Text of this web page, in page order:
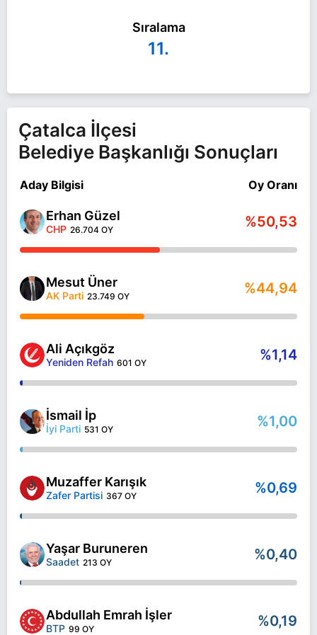
Sıralama
11.
Çatalca İlçesi
Belediye Başkanlığı Sonuçları
Aday Bilgisi Oy Oranı
Erhan Güzel
CHP 26.704 OY %50,53
Mesut Üner
AK Parti 23.749 OY %44,94
Ali Açıkgöz
Yeniden Refah 601 OY %1,14
İsmail İp
İyi Parti 531 OY %1,00
Muzaffer Karışık
Zafer Partisi 367 OY %0,69
Yaşar Buruneren
Saadet 213 OY %0,40
Abdullah Emrah İşler
BTP 99 OY %0,19